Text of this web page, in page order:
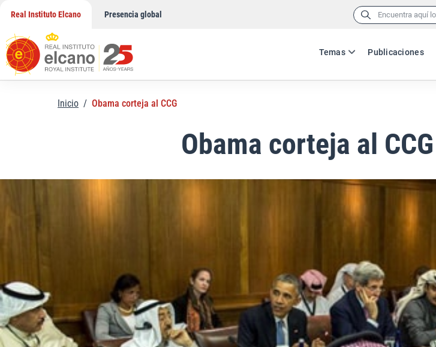
contenido
Real Instituto Elcano Presencia global Buscar:
Temas Publicaciones
Inicio / Obama corteja al CCG
Obama corteja al CCG